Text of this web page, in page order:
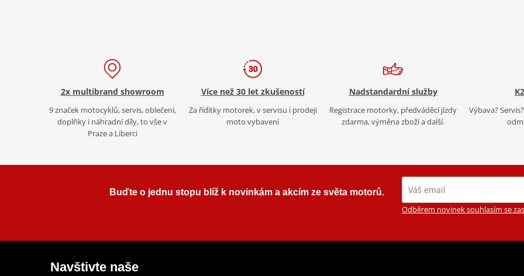
2x multibrand showroom
9 značek motocyklů, servis, oblečení,
doplňky i náhradní díly, to vše v
Praze a Liberci
Více než 30 let zkušeností
Za řídítky motorek, v servisu i prodeji
moto vybavení
Nadstandardní služby
Registrace motorky, předváděcí jízdy
zdarma, výměna zboží a další.
Výbava?
Buďte o jednu stopu blíž k novinkám a akcím ze světa motorů.
Odběrem novinek souhlasím se
Navštivte naše